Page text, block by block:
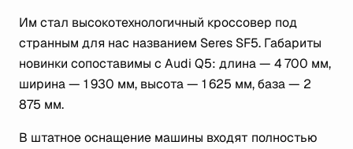
Им стал высокотехнологичный кроссовер под
странным для нас названием Seres SF5. Габариты
новинки сопоставимы с Audi Q5: длина — 4 700 мм,
ширина — 1 930 мм, высота — 1 625 мм, база — 2
875 мм.
В штатное оснащение машины входят полностью